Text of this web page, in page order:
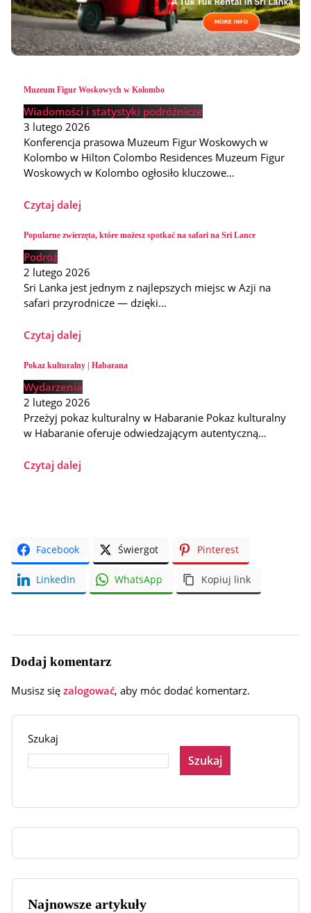
Muzeum Figur Woskowych w Kolombo
Wiadomości i statystyki podróżnicze
3 lutego 2026
Konferencja prasowa Muzeum Figur Woskowych w
Kolombo w Hilton Colombo Residences Muzeum Figur
Woskowych w Kolombo ogłosiło kluczowe…
Czytaj dalej
Popularne zwierzęta, które możesz spotkać na safari na Sri Lance
Podróż
2 lutego 2026
Sri Lanka jest jednym z najlepszych miejsc w Azji na
safari przyrodnicze — dzięki…
Czytaj dalej
Pokaz kulturalny | Habarana
Wydarzenia
2 lutego 2026
Przeżyj pokaz kulturalny w Habaranie Pokaz kulturalny
w Habaranie oferuje odwiedzającym autentyczną…
Czytaj dalej
Facebook Świergot Pinterest
LinkedIn WhatsApp Kopiuj link
Dodaj komentarz
Musisz się zalogować, aby móc dodać komentarz.
Szukaj
Szukaj
Najnowsze artykuły